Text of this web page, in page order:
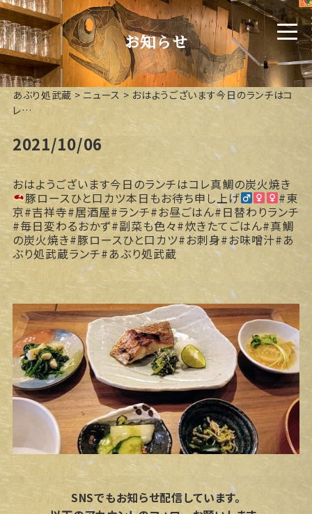
お知らせ
あぶり処武蔵> ニュース > おはようございます今日のランチはコ
レ️…
2021/10/06
おはようございます今日のランチはコレ真鯛の炭火焼き
豚ロースひと口カツ本日もお待ち申し上げ‍
#東
京#吉祥寺#居酒屋#ランチ#お昼ごはん#日替わりランチ
#毎日変わるおかず#副菜も色々#炊きたてごはん#真鯛
の炭火焼き#豚ロースひと口カツ#お刺身#お味噌汁#あ
ぶり処武蔵ランチ#あぶり処武蔵
SNSでもお知らせ配信しています。